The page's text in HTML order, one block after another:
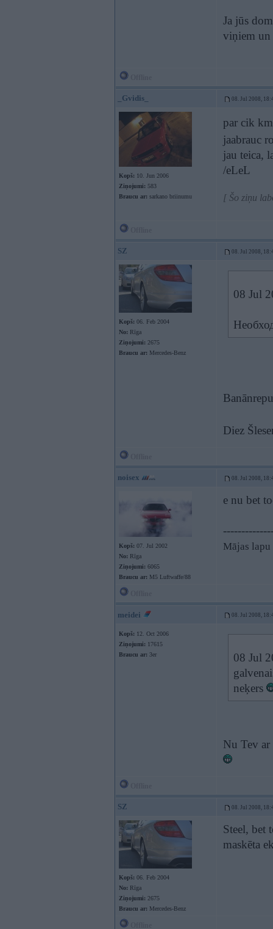
Ja jūs
viņiem un
_Gvidis_ 08. Jul 2008,
Kopš: 10. Jun 2006
Ziņojumi: 583
Braucu ar: sarkano briinumu
par cik
jaabrauc
jau teica,
/eLeL
[ Šo ziņu
SZ 08. Jul 2008,
Kopš: 06. Feb 2004
No: Rīga
Ziņojumi: 2675
Braucu ar: Mercedes-Benz
08 Jul
Diez
noisex 08. Jul 2008,
Kopš: 07. Jul 2002
No: Rīga
Ziņojumi: 6065
Braucu ar: M5 Luftwaffe/88
e nu bet
Mājas
meidei 08. Jul 2008,
Kopš: 12. Oct 2006
Ziņojumi: 17615
Braucu ar: 3er
08 Jul
neķers
Nu Tev
SZ 08. Jul 2008,
Kopš: 06. Feb 2004
No: Rīga
Ziņojumi: 2675
Braucu ar: Mercedes-Benz
Steel, bet
maskēta